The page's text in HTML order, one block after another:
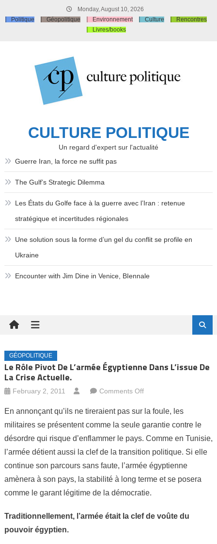
Monday, August 10, 2026
Politique
Géopolitique Environnement Culture
Rencontres
Livres/books
CULTURE POLITIQUE
Un regard d'expert sur l'actualité
Guerre Iran, la force ne suffit pas
The Gulf’s Strategic Dilemma
Les États du Golfe face à la guerre avec l’Iran : retenue
stratégique et incertitudes régionales
Une solution sous la forme d’un gel du conflit se profile en
Ukraine
Encounter with Jim Dine in Venice, BIennale
GÉOPOLITIQUE
Le Rôle Pivot De L’armée Égyptienne Dans L’issue De
La Crise Actuelle.
February 2, 2011 Comments Offon
rôle
pivot
de
l’armée
égyptienne
la
En annonçant qu’ils ne tireraient pas sur la foule, les
militaires se présentent comme la seule garantie contre le
désordre qui risque d’enflammer le pays. Comme en Tunisie,
l’armée détient aussi la clef de la transition politique. Si elle
continue son parcours sans faute, l’armée égyptienne
amènera à son pays, la stabilité à long terme et se posera
comme le garant légitime de la démocratie.
Traditionnellement, l’armée était la clef de voûte du
pouvoir égyptien.